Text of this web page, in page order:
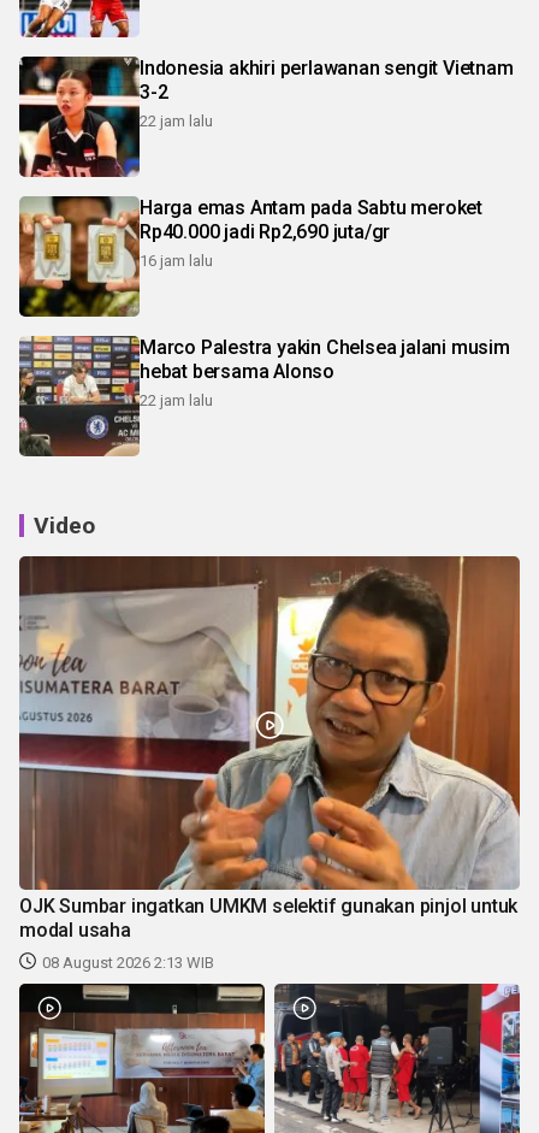
Indonesia akhiri perlawanan sengit Vietnam
3-2
22 jam lalu
Harga emas Antam pada Sabtu meroket
Rp40.000 jadi Rp2,690 juta/gr
16 jam lalu
Marco Palestra yakin Chelsea jalani musim
hebat bersama Alonso
22 jam lalu
Video
OJK Sumbar ingatkan UMKM selektif gunakan pinjol untuk
modal usaha
08 August 2026 2:13 WIB